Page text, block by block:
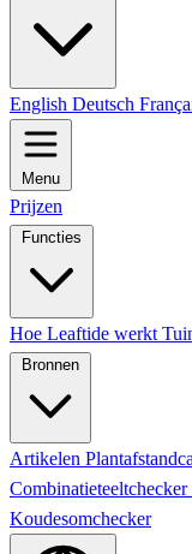
English Deutsch
Menu
Prijzen
Functies
Hoe Leaftide werkt
Bronnen
Artikelen
Combinatieteeltchecker
Koudesomchecker